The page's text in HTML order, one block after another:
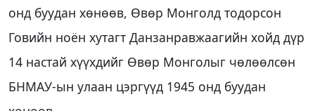
онд буудан хөнөөв, Өвөр Монголд тодорсон
Говийн ноён хутагт Данзанравжаагийн хойд дүр
14 настай хүүхдийг Өвөр Монголыг чөлөөлсөн
БНМАУ-ын улаан цэргүүд 1945 онд буудан